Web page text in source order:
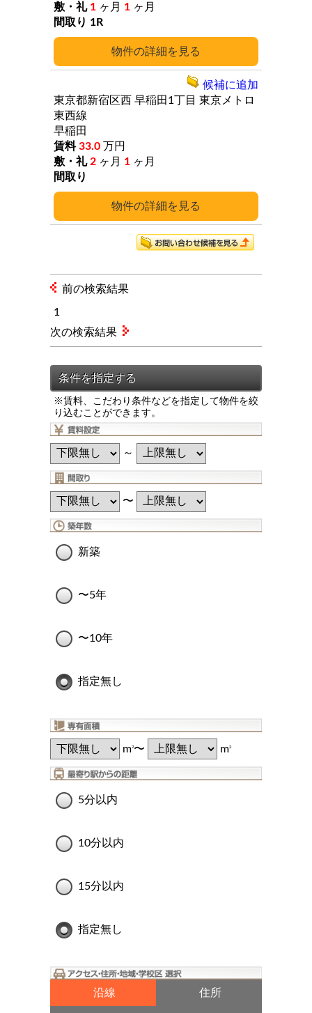
※賃料、こだわり条件などを指定して物件を絞
り込むことができます。
～
〜
新築
〜5年
〜10年
指定無し
m2〜 m2
5分以内
10分以内
15分以内
指定無し
沿線 住所
詳細
1 ヶ月 1 ヶ月
1R
詳細
東京都新宿区西 早稲田1丁目 東京メトロ
東西線
早稲田
33.0 万円
2 ヶ月 1 ヶ月
候補に追加
前の検索結果
1